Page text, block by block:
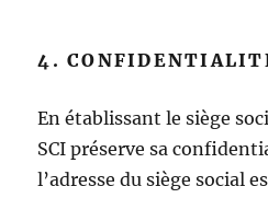
4.
En établissant le siège
SCI préserve sa
l’adresse du siège social